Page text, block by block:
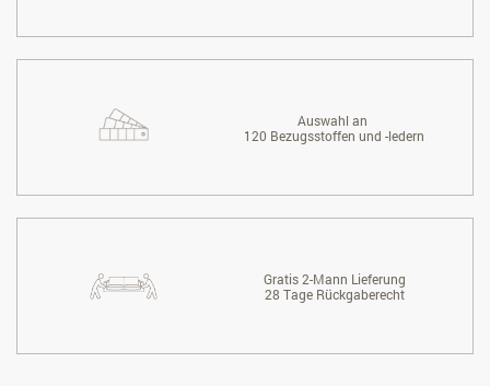
Auswahl an
120 Bezugsstoffen und -ledern
Gratis 2-Mann Lieferung
28 Tage Rückgaberecht